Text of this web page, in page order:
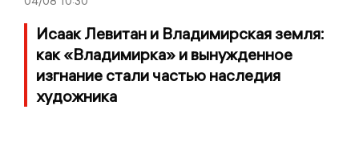
Исаак Левитан и Владимирская земля:
как «Владимирка» и вынужденное
изгнание стали частью наследия
художника